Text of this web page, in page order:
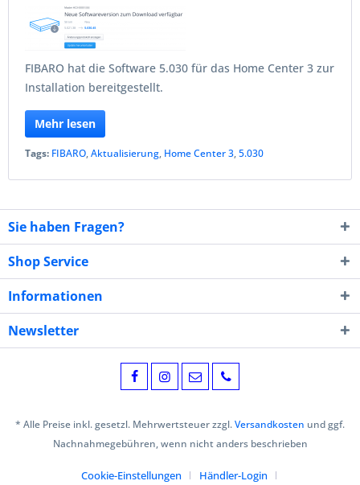
FIBARO hat die Software 5.030 für das Home Center 3 zur
Installation bereitgestellt.
Mehr lesen
Tags: FIBARO,Aktualisierung, Home Center 3,5.030
Sie haben Fragen?
Shop Service
Informationen
Newsletter
* Alle Preise inkl. gesetzl. Mehrwertsteuer zzgl.Versandkosten und ggf.
Nachnahmegebühren, wenn nicht anders beschrieben
Cookie-Einstellungen
Händler-Login